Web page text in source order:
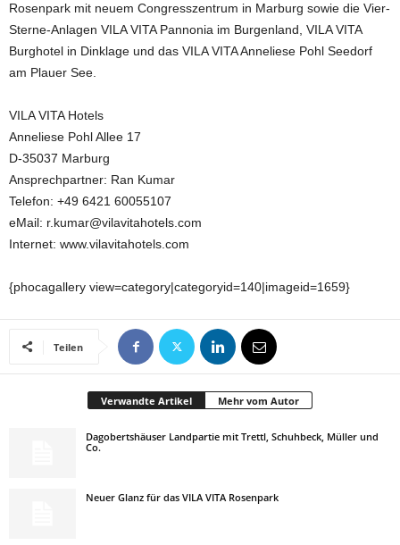
Rosenpark mit neuem Congresszentrum in Marburg sowie die Vier-
Sterne-Anlagen VILA VITA Pannonia im Burgenland, VILA VITA
Burghotel in Dinklage und das VILA VITA Anneliese Pohl Seedorf
am Plauer See.
VILA VITA Hotels
Anneliese Pohl Allee 17
D-35037 Marburg
Ansprechpartner: Ran Kumar
Telefon: +49 6421 60055107
eMail: r.kumar@vilavitahotels.com
Internet: www.vilavitahotels.com
{phocagallery view=category|categoryid=140|imageid=1659}
Teilen
Verwandte Artikel Mehr vom Autor
Dagobertshäuser Landpartie mit Trettl, Schuhbeck, Müller und
Co.
Neuer Glanz für das VILA VITA Rosenpark